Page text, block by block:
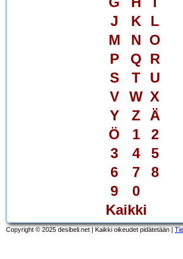
J
K
L
M
N O
P
Q R
S
T
U
V
W X
Y
Z
Ä
Ö
1
2
3
4
5
6
7
8
9
0
Kaikki
Copyright © 2025 desibeli.net | Kaikki oikeudet pidätetään |